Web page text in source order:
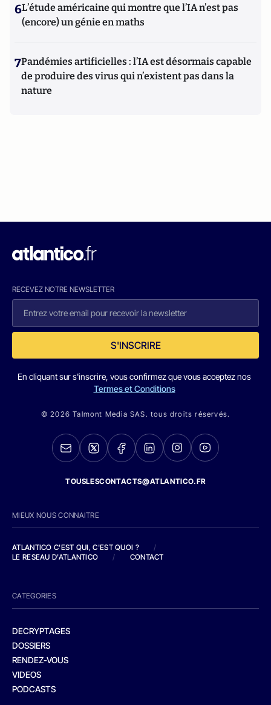
6L’étude américaine qui montre que l’IA n’est pas
(encore) un génie en maths
7Pandémies artificielles : l’IA est désormais capable
de produire des virus qui n’existent pas dans la
nature
RECEVEZ NOTRE NEWSLETTER
S'INSCRIRE
En cliquant sur s'inscrire, vous confirmez que vous acceptez nos
Termes et Conditions
© 2026 Talmont Media SAS. tous droits réservés.
TOUSLESCONTACTS@ATLANTICO.FR
MIEUX NOUS CONNAITRE
ATLANTICO C'EST QUI, C'EST QUOI ?
/
LE RESEAU D'ATLANTICO
/ CONTACT
CATEGORIES
DECRYPTAGES
DOSSIERS
RENDEZ-VOUS
VIDEOS
PODCASTS